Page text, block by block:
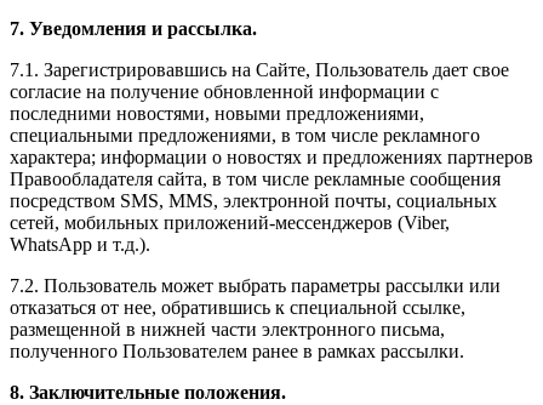
7. Уведомления и рассылка.
7.1. Зарегистрировавшись на Сайте, Пользователь дает свое
согласие на получение обновленной информации с
последними новостями, новыми предложениями,
специальными предложениями, в том числе рекламного
характера; информации о новостях и предложениях партнеров
Правообладателя сайта, в том числе рекламные сообщения
посредством SMS, MMS, электронной почты, социальных
сетей, мобильных приложений-мессенджеров (Viber,
WhatsApp и т.д.).
7.2. Пользователь может выбрать параметры рассылки или
отказаться от нее, обратившись к специальной ссылке,
размещенной в нижней части электронного письма,
полученного Пользователем ранее в рамках рассылки.
8. Заключительные положения.